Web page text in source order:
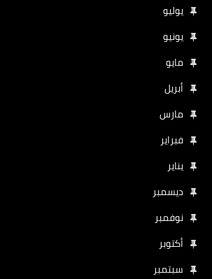
يوليو
يونيو
مايو
أبريل
مارس
فبراير
يناير
ديسمبر
نوفمبر
أكتوبر
سبتمبر